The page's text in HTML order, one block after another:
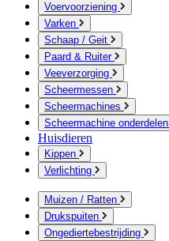
Voervoorziening
Varken
Schaap / Geit
Paard & Ruiter
Veeverzorging
Scheermessen
Scheermachines
Scheermachine onderdelen
Huisdieren
Kippen
Verlichting
Muizen / Ratten
Drukspuiten
Ongediertebestrijding